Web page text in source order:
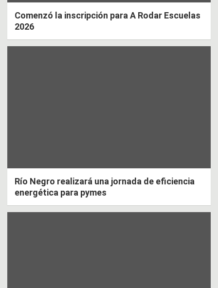
Comenzó la inscripción para A Rodar Escuelas
2026
Río Negro realizará una jornada de eficiencia
energética para pymes